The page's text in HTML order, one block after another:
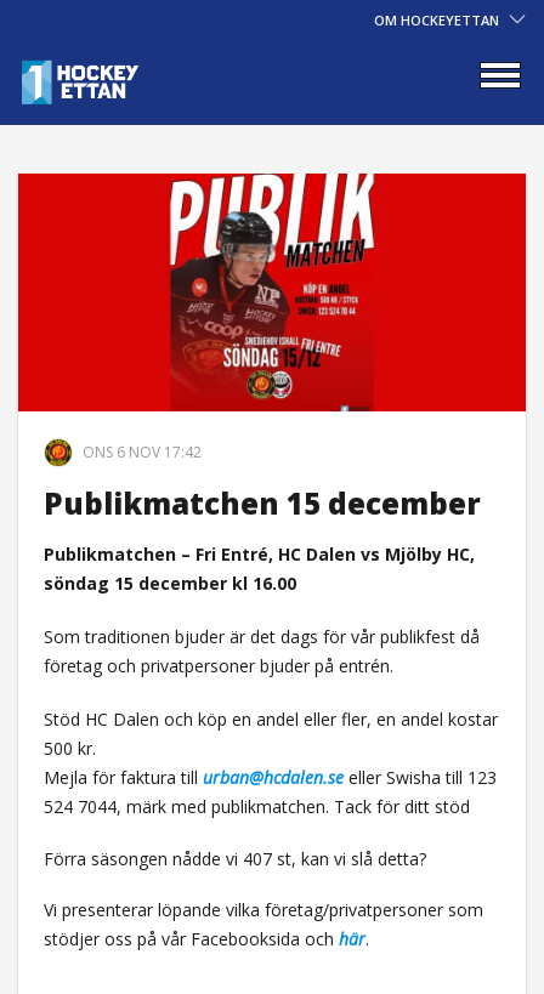
OM HOCKEYETTAN
ONS 6 NOV 17:42
Publikmatchen 15 december
Publikmatchen – Fri Entré, HC Dalen vs Mjölby HC,
söndag 15 december kl 16.00
Som traditionen bjuder är det dags för vår publikfest då
företag och privatpersoner bjuder på entrén.
Stöd HC Dalen och köp en andel eller fler, en andel kostar
500 kr.
Mejla för faktura till urban@hcdalen.seeller Swisha till 123
524 7044, märk med publikmatchen. Tack för ditt stöd
Förra säsongen nådde vi 407 st, kan vi slå detta?
Vi presenterar löpande vilka företag/privatpersoner som
stödjer oss på vår Facebooksida och här.